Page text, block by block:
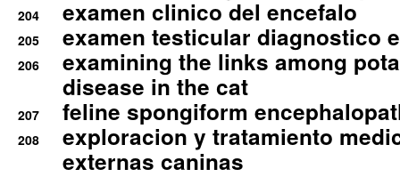
204 examen clinico del encefalo
205 examen testicular diagnostico
206
examining the links among
disease in the cat
207 feline spongiform
208
exploracion y tratamiento
externas caninas